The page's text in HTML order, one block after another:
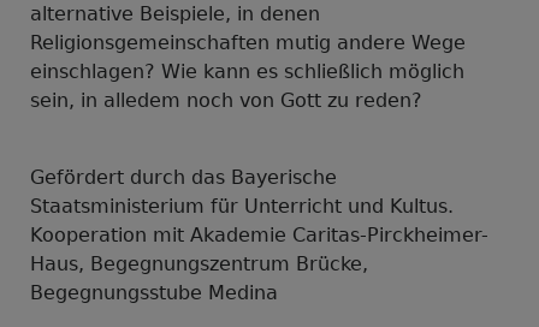
alternative Beispiele, in denen
Religionsgemeinschaften mutig andere Wege
einschlagen? Wie kann es schließlich möglich
sein, in alledem noch von Gott zu reden?
Gefördert durch das Bayerische
Staatsministerium für Unterricht und Kultus.
Kooperation mit Akademie Caritas-Pirckheimer-
Haus, Begegnungszentrum Brücke,
Begegnungsstube Medina